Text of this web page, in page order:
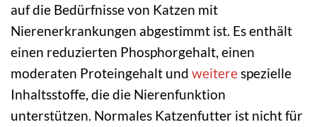
auf die Bedürfnisse von Katzen mit
Nierenerkrankungen abgestimmt ist. Es enthält
einen reduzierten Phosphorgehalt, einen
moderaten Proteingehalt und weitere spezielle
Inhaltsstoffe, die die Nierenfunktion
unterstützen. Normales Katzenfutter ist nicht für